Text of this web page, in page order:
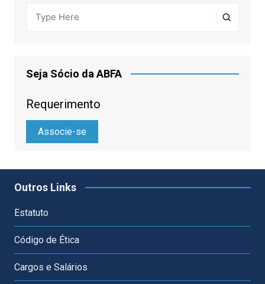
Seja Sócio da ABFA
Requerimento
Associe-se
Outros Links
Estatuto
Código de Ética
Cargos e Salários